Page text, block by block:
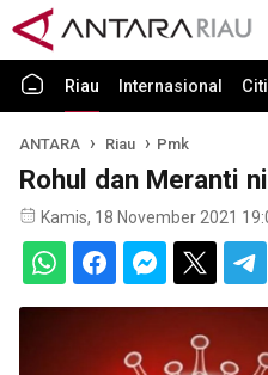
Riau Internasional
ANTARA Riau Pmk
Rohul dan Meranti
Kamis, 18 November 2021